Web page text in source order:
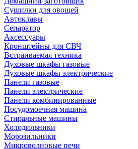
Сушилки для овощей
Автоклавы
Сепаратор
Аксессуары
Кронштейны для СВЧ
Встраиваемая техника
Духовые шкафы газовые
Духовые шкафы электрические
Панели газовые
Панели электрические
Панели комбинированные
Посудомоечная машина
Стиральные машины
Холодильники
Морозильники
Микроволновые печи